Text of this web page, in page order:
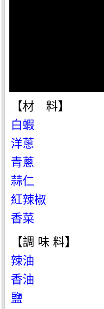
【材 料】
白蝦
洋蔥
青蔥
蒜仁
紅辣椒
香菜
【調 味 料】
辣油
香油
鹽